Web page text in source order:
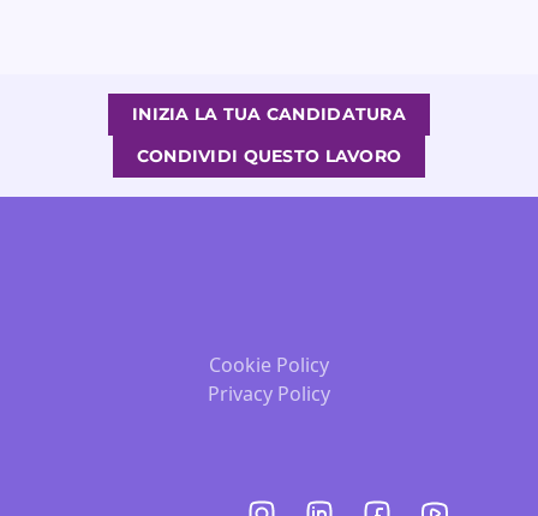
INIZIA LA TUA CANDIDATURA
CONDIVIDI QUESTO LAVORO
Cookie Policy
Privacy Policy